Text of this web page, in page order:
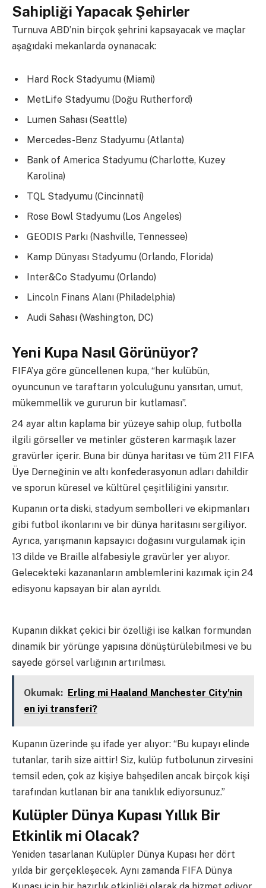
Sahipliği Yapacak Şehirler
Turnuva ABD’nin birçok şehrini kapsayacak ve maçlar
aşağıdaki mekanlarda oynanacak:
Hard Rock Stadyumu (Miami)
MetLife Stadyumu (Doğu Rutherford)
Lumen Sahası (Seattle)
Mercedes-Benz Stadyumu (Atlanta)
Bank of America Stadyumu (Charlotte, Kuzey
Karolina)
TQL Stadyumu (Cincinnati)
Rose Bowl Stadyumu (Los Angeles)
GEODIS Parkı (Nashville, Tennessee)
Kamp Dünyası Stadyumu (Orlando, Florida)
Inter&Co Stadyumu (Orlando)
Lincoln Finans Alanı (Philadelphia)
Audi Sahası (Washington, DC)
Yeni Kupa Nasıl Görünüyor?
FIFA’ya göre güncellenen kupa, “her kulübün,
oyuncunun ve taraftarın yolculuğunu yansıtan, umut,
mükemmellik ve gururun bir kutlaması”.
24 ayar altın kaplama bir yüzeye sahip olup, futbolla
ilgili görseller ve metinler gösteren karmaşık lazer
gravürler içerir. Buna bir dünya haritası ve tüm 211 FIFA
Üye Derneğinin ve altı konfederasyonun adları dahildir
ve sporun küresel ve kültürel çeşitliliğini yansıtır.
Kupanın orta diski, stadyum sembolleri ve ekipmanları
gibi futbol ikonlarını ve bir dünya haritasını sergiliyor.
Ayrıca, yarışmanın kapsayıcı doğasını vurgulamak için
13 dilde ve Braille alfabesiyle gravürler yer alıyor.
Gelecekteki kazananların amblemlerini kazımak için 24
edisyonu kapsayan bir alan ayrıldı.
Kupanın dikkat çekici bir özelliği ise kalkan formundan
dinamik bir yörünge yapısına dönüştürülebilmesi ve bu
sayede görsel varlığının artırılması.
Okumak: Erling mi Haaland Manchester City'nin
en iyi transferi?
Kupanın üzerinde şu ifade yer alıyor: “Bu kupayı elinde
tutanlar, tarih size aittir! Siz, kulüp futbolunun zirvesini
temsil eden, çok az kişiye bahşedilen ancak birçok kişi
tarafından kutlanan bir ana tanıklık ediyorsunuz.”
Kulüpler Dünya Kupası Yıllık Bir
Etkinlik mi Olacak?
Yeniden tasarlanan Kulüpler Dünya Kupası her dört
yılda bir gerçekleşecek. Aynı zamanda FIFA Dünya